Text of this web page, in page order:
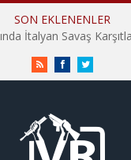
SON EKLENENLER
RSS FacebookTwitter